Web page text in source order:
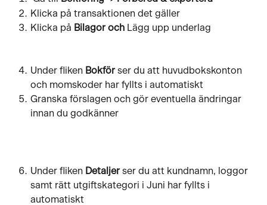
Klicka på transaktionen det gäller
Klicka på Bilagor och Lägg upp underlag
Under fliken Bokför ser du att huvudbokskonton
och momskoder har fyllts i automatiskt
Granska förslagen och gör eventuella ändringar
innan du godkänner
Under fliken Detaljer ser du att kundnamn, loggor
samt rätt utgiftskategori i Juni har fyllts i
automatiskt